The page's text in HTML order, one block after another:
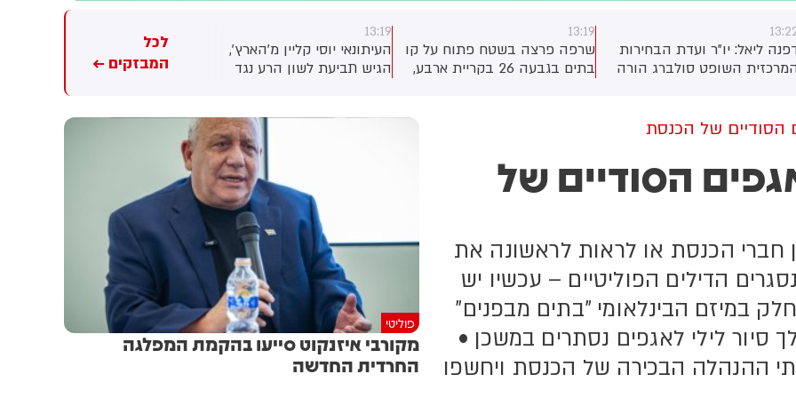
פרצה בשטח פתוח על קו
בתים בגבעה 26 בקריית ארבע,
להגנה על הגבעה שבה
13:19
העיתונאי יוסי קליין מ׳הארץ׳,
הגיש תביעת לשון הרע נגד
13:11
משה ארבל, שמונה ליו"ר מהדרין
שבשליטת יצחק תשובה, יקבל
בשווי כולל של 3 מיליון שקל
ישראל פריי יפצה מתנחל תושב
יצהר בכ-20 אלף שקלים אחרי
שטען בטעות כי אותו מתנחל
של חייל צה"ל, בעוד שבפועל
הוא איים לשבור את הידיים
והרגליים של פעיל שמאל (העין
השביעית)
לכל
המבזקים ←
הסודיים של הכנסת
הסודיים של
הכנסת או לראות לראשונה את
הדילים הפוליטיים – עכשיו יש
במיזם הבינלאומי "בתים מבפנים"
סיור לילי לאגפים נסתרים במשכן •
ההנהלה הבכירה של הכנסת ויחשפו
פוליטי
מקורבי איזנקוט סייעו בהקמת המפלגה
החרדית החדשה